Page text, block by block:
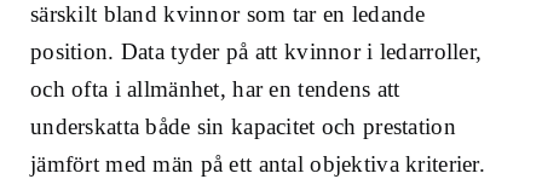
särskilt bland kvinnor som tar en ledande
position. Data tyder på att kvinnor i ledarroller,
och ofta i allmänhet, har en tendens att
underskatta både sin kapacitet och prestation
jämfört med män på ett antal objektiva kriterier.